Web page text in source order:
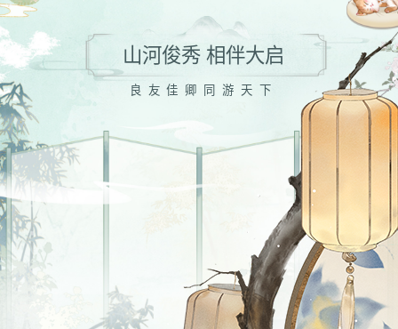
麟儿降世山河悦《凌云诺》萌娃玩法温馨来袭
萌趣新生儿降临大启山河，邂逅属于你的心肝小宝贝，从初
山河俊秀 相伴大启
良友佳卿同游天下